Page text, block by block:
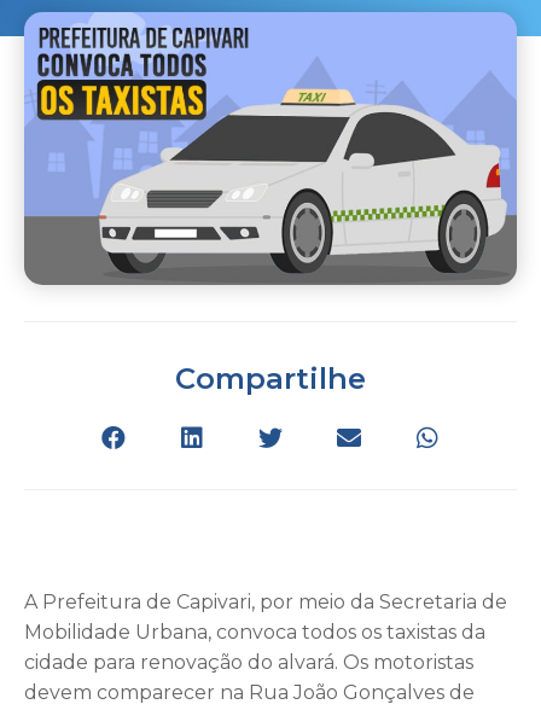
Compartilhe
A Prefeitura de Capivari, por meio da Secretaria de
Mobilidade Urbana, convoca todos os taxistas da
cidade para renovação do alvará. Os motoristas
devem comparecer na Rua João Gonçalves de